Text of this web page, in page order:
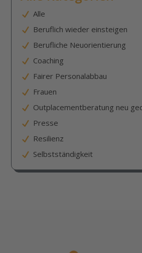
Alle
Beruflich wieder einsteigen
Berufliche Neuorientierung
Coaching
Fairer Personalabbau
Frauen
Outplacementberatung neu
Presse
Resilienz
Selbstständigkeit